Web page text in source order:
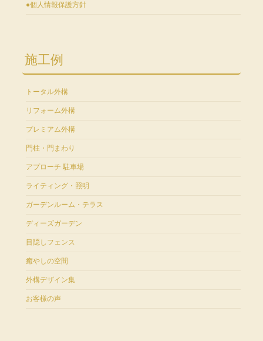
●個人情報保護方針
施工例
トータル外構
リフォーム外構
プレミアム外構
門柱・門まわり
アプローチ 駐車場
ライティング・照明
ガーデンルーム・テラス
ディーズガーデン
目隠しフェンス
癒やしの空間
外構デザイン集
お客様の声